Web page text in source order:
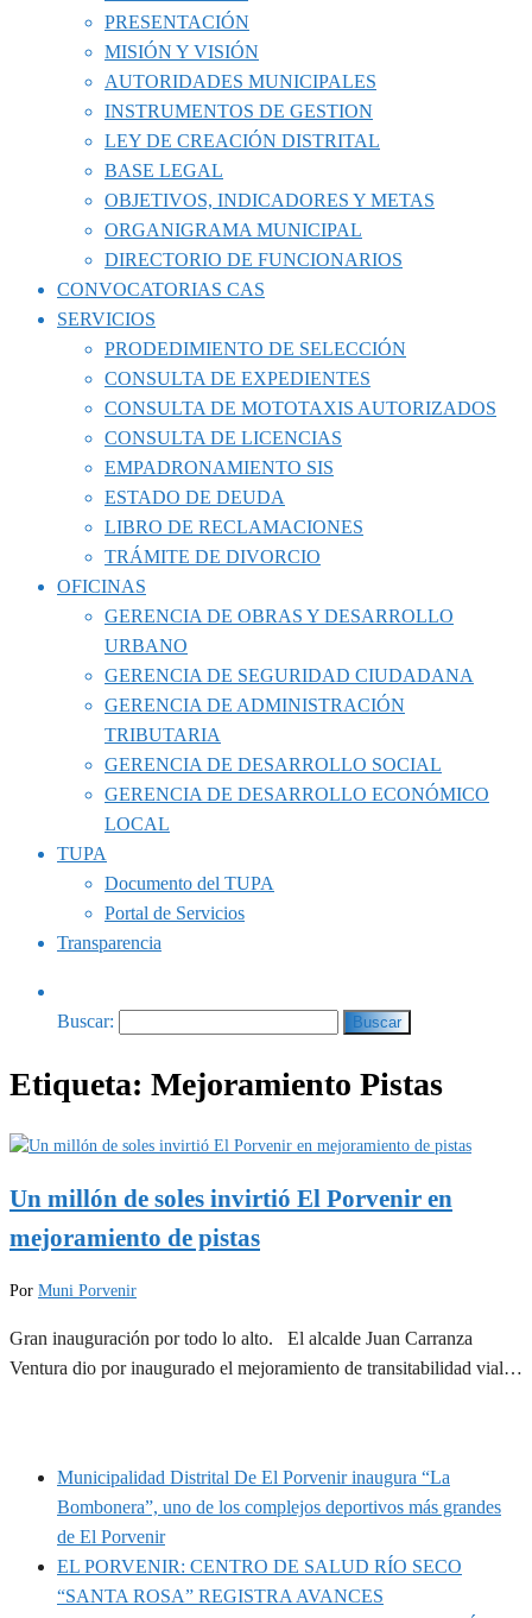
PRESENTACIÓN
MISIÓN Y VISIÓN
AUTORIDADES MUNICIPALES
INSTRUMENTOS DE GESTION
LEY DE CREACIÓN DISTRITAL
BASE LEGAL
OBJETIVOS, INDICADORES Y METAS
ORGANIGRAMA MUNICIPAL
DIRECTORIO DE FUNCIONARIOS
CONVOCATORIAS CAS
SERVICIOS
PRODEDIMIENTO DE SELECCIÓN
CONSULTA DE EXPEDIENTES
CONSULTA DE MOTOTAXIS AUTORIZADOS
CONSULTA DE LICENCIAS
EMPADRONAMIENTO SIS
ESTADO DE DEUDA
LIBRO DE RECLAMACIONES
TRÁMITE DE DIVORCIO
OFICINAS
GERENCIA DE OBRAS Y DESARROLLO
URBANO
GERENCIA DE SEGURIDAD CIUDADANA
GERENCIA DE ADMINISTRACIÓN
TRIBUTARIA
GERENCIA DE DESARROLLO SOCIAL
GERENCIA DE DESARROLLO ECONÓMICO
LOCAL
TUPA
Documento del TUPA
Portal de Servicios
Transparencia
Buscar:
Etiqueta: Mejoramiento Pistas
Un millón de soles invirtió El Porvenir en
mejoramiento de pistas
Por Muni Porvenir
Gran inauguración por todo lo alto. El alcalde Juan Carranza
Ventura dio por inaugurado el mejoramiento de transitabilidad vial…
Municipalidad Distrital De El Porvenir inaugura “La
Bombonera”, uno de los complejos deportivos más grandes
de El Porvenir
EL PORVENIR: CENTRO DE SALUD RÍO SECO
“SANTA ROSA” REGISTRA AVANCES